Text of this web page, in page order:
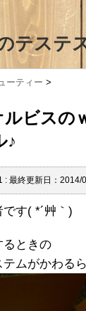
テステ
ーティー >
ルビスの
♪
: 最終更新日：2014/
す( *´艸｀)
るときの
ムがかわる